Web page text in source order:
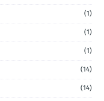
(1)
(1)
(1)
(14)
(14)